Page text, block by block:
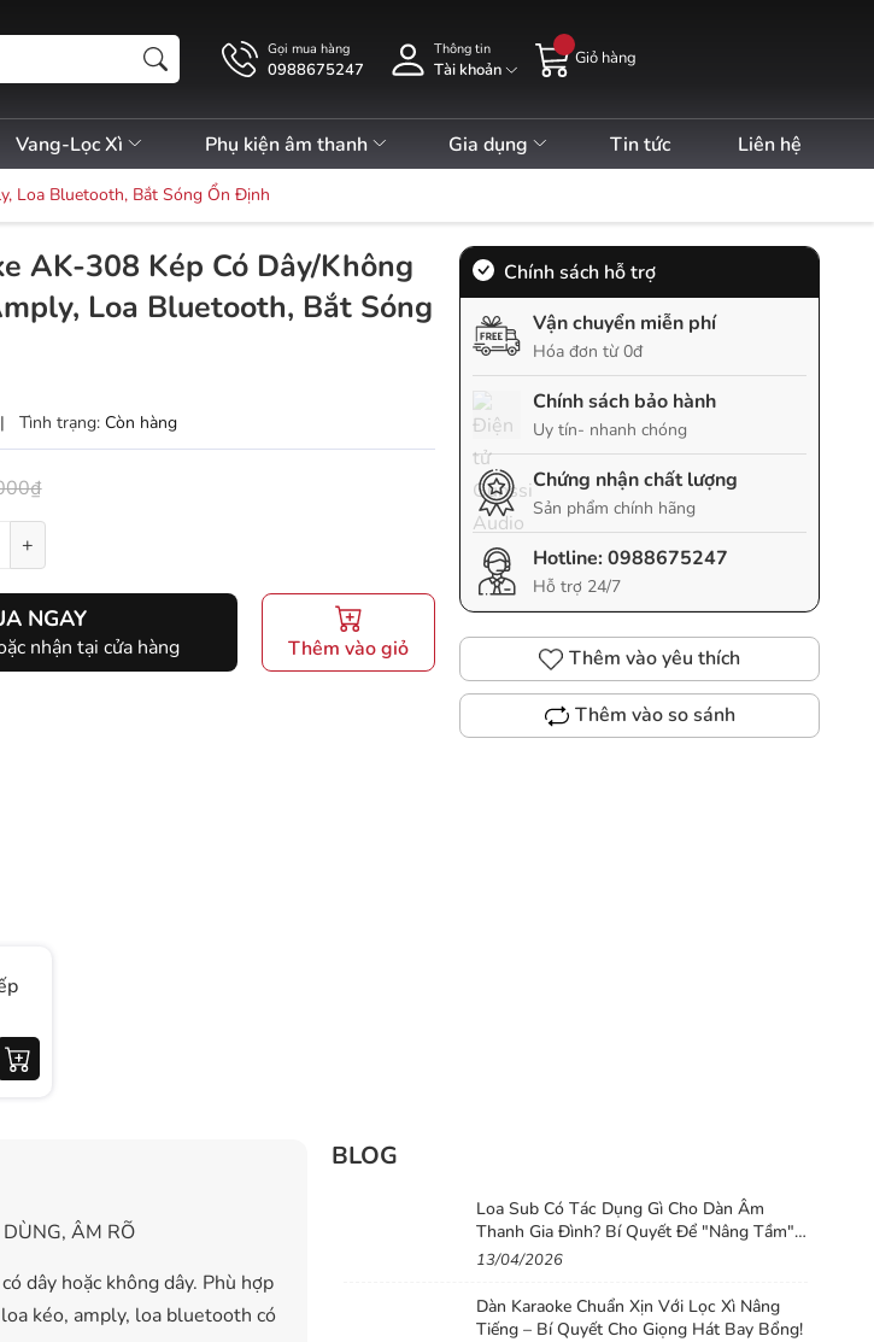
Gọi mua hàng
0988675247
Thông tin
Tài khoản
Giỏ hàng
Vang-Lọc Xì Phụ kiện âm thanh Gia dụng Tin tức Liên hệ
Loa Bluetooth, Bắt Sóng Ổn Định
AK-308 Kép Có Dây/Không
Loa Bluetooth, Bắt Sóng
| Tình trạng: Còn hàng
+
NGAY
nhận tại cửa hàng Thêm vào giỏ
Chính sách hỗ trợ
Vận chuyển miễn phí
Hóa đơn từ 0đ
Chính sách bảo hành
Uy tín- nhanh chóng
Chứng nhận chất lượng
Sản phẩm chính hãng
Hotline:0988675247
Hỗ trợ 24/7
Thêm vào yêu thích
Thêm vào so sánh
ÂM RÕ
dây hoặc không dây. Phù hợp
kéo, amply, loa bluetooth có
BLOG
Loa Sub Có Tác Dụng Gì Cho Dàn Âm
Thanh Gia Đình? Bí Quyết Để "Nâng Tầm"
Chất Lượng Âm Thanh Cho Dàn Loa Gia
13/04/2026
Dàn Karaoke Chuẩn Xịn Với Lọc Xì Nâng
Tiếng – Bí Quyết Cho Giọng Hát Bay Bổng!